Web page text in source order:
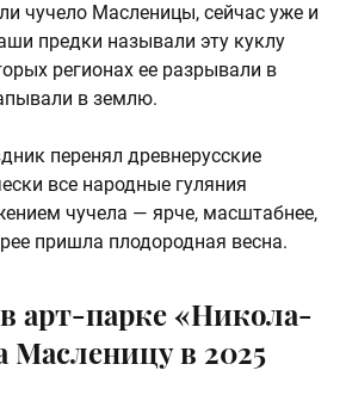
чучело Масленицы, сейчас уже и
предки называли эту куклу
регионах ее разрывали в
в землю.
перенял древнерусские
все народные гуляния
чучела — ярче, масштабнее,
пришла плодородная весна.
арт-парке «Никола-
Масленицу в 2025